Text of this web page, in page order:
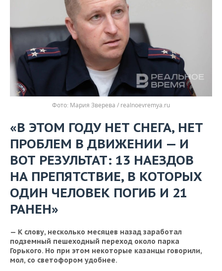
Мария Зверева / realnoevremya.ru
«В ЭТОМ ГОДУ НЕТ СНЕГА, НЕТ
ПРОБЛЕМ В ДВИЖЕНИИ — И
ВОТ РЕЗУЛЬТАТ: 13 НАЕЗДОВ
НА ПРЕПЯТСТВИЕ, В КОТОРЫХ
ОДИН ЧЕЛОВЕК ПОГИБ И 21
РАНЕН»
— К слову, несколько месяцев назад заработал
подземный пешеходный переход около парка
Горького. Но при этом некоторые казанцы говорили,
мол, со светофором удобнее.